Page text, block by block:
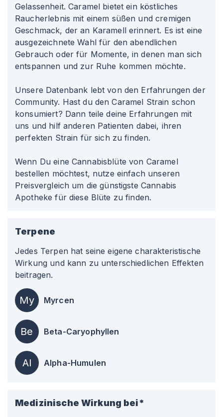
Gelassenheit. Caramel bietet ein köstliches
Raucherlebnis mit einem süßen und cremigen
Geschmack, der an Karamell erinnert. Es ist eine
ausgezeichnete Wahl für den abendlichen
Gebrauch oder für Momente, in denen man sich
entspannen und zur Ruhe kommen möchte.
Unsere Datenbank lebt von den Erfahrungen der
Community. Hast du den Caramel Strain schon
konsumiert? Dann teile deine Erfahrungen mit
uns und hilf anderen Patienten dabei, ihren
perfekten Strain für sich zu finden.
Wenn Du eine Cannabisblüte von Caramel
bestellen möchtest, nutze einfach unseren
Preisvergleich um die günstigste Cannabis
Apotheke für diese Blüte zu finden.
Terpene
Jedes Terpen hat seine eigene charakteristische
Wirkung und kann zu unterschiedlichen Effekten
beitragen.
My Myrcen
Be Beta-Caryophyllen
Al Alpha-Humulen
Medizinische Wirkung bei*